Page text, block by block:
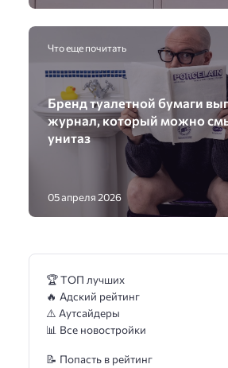
Что еще почитать
Бренд туалетной бумаги
журнал, который можно
унитаз
05 апреля 2026
🏆 ТОП лучших
🔥 Адский рейтинг
⚠️ Аутсайдеры
📊 Все новостройки
📝 Попасть в рейтинг